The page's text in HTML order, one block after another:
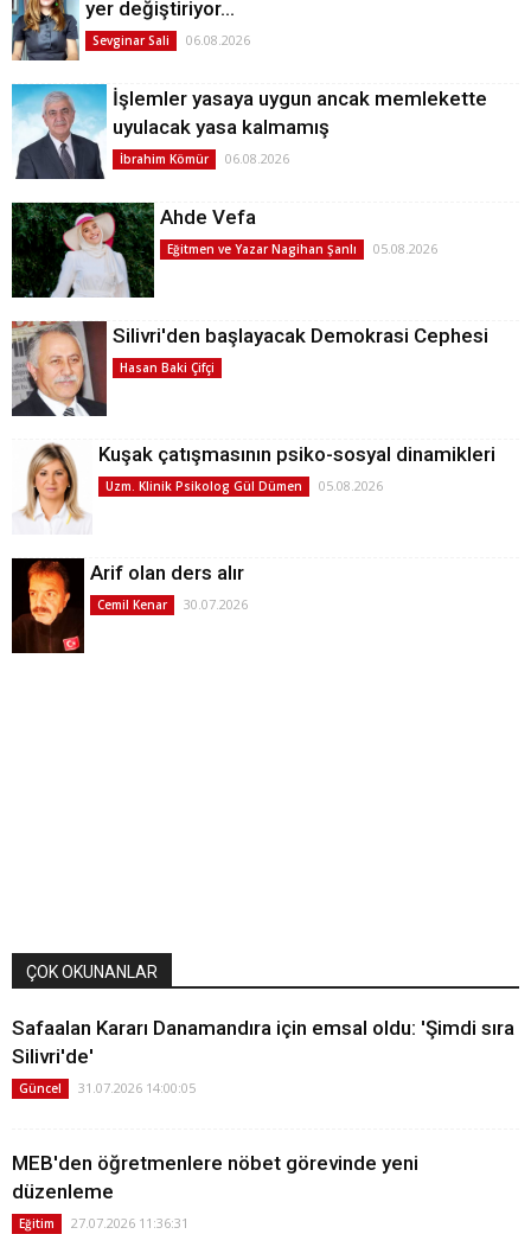
yer değiştiriyor…
Sevginar Sali 06.08.2026
İşlemler yasaya uygun ancak memlekette
uyulacak yasa kalmamış
İbrahim Kömür 06.08.2026
Ahde Vefa
Eğitmen ve Yazar Nagihan Şanlı 05.08.2026
Silivri'den başlayacak Demokrasi Cephesi
Hasan Baki Çifçi
Kuşak çatışmasının psiko-sosyal dinamikleri
Uzm. Klinik Psikolog Gül Dümen 05.08.2026
Arif olan ders alır
Cemil Kenar 30.07.2026
ÇOK OKUNANLAR
Safaalan Kararı Danamandıra için emsal oldu: 'Şimdi sıra
Silivri'de'
Güncel 31.07.2026 14:00:05
MEB'den öğretmenlere nöbet görevinde yeni
düzenleme
Eğitim 27.07.2026 11:36:31